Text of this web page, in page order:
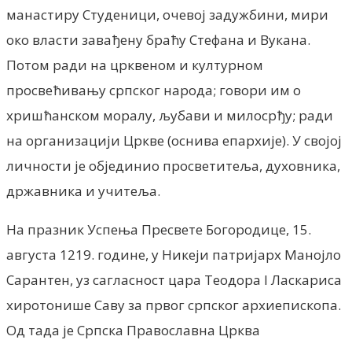
манастиру Студеници, очевој задужбини, мири
око власти завађену браћу Стефана и Вукана.
Потом ради на црквеном и културном
просвећивању српског народа; говори им о
хришћанском моралу, љубави и милосрђу; ради
на организацији Цркве (оснива епархије). У својој
личности је објединио просветитеља, духовника,
државника и учитеља.
На празник Успења Пресвете Богородице, 15.
августа 1219. године, у Никеји патријарх Манојло
Сарантен, уз сагласност цара Теодора I Ласкариса
хиротонише Саву за првог српског архиепископа.
Од тада је Српска Православна Црква